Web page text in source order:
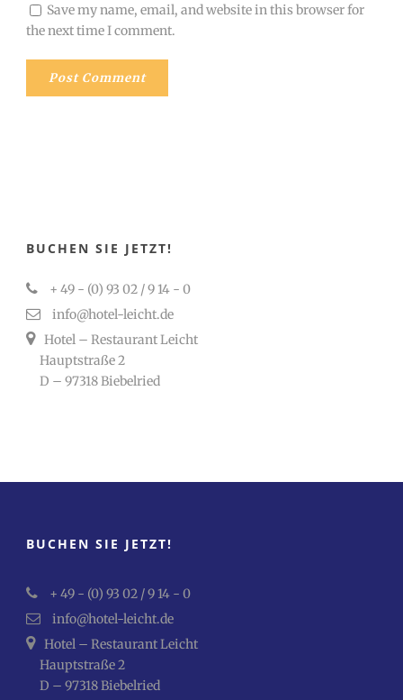
Save my name, email, and website in this browser for
the next time I comment.
BUCHEN SIE JETZT!
+ 49 - (0) 93 02 / 9 14 - 0
info@hotel-leicht.de
Hotel – Restaurant Leicht
Hauptstraße 2
D – 97318 Biebelried
BUCHEN SIE JETZT!
+ 49 - (0) 93 02 / 9 14 - 0
info@hotel-leicht.de
Hotel – Restaurant Leicht
Hauptstraße 2
D – 97318 Biebelried